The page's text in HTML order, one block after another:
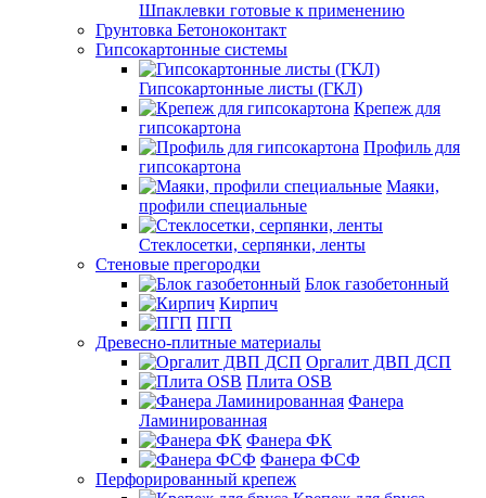
Шпаклевки готовые к применению
Грунтовка Бетоноконтакт
Гипсокартонные системы
Гипсокартонные листы (ГКЛ)
Крепеж для
гипсокартона
Профиль для
гипсокартона
Маяки,
профили специальные
Стеклосетки, серпянки, ленты
Стеновые прегородки
Блок газобетонный
Кирпич
ПГП
Древесно-плитные материалы
Оргалит ДВП ДСП
Плита OSB
Фанера
Ламинированная
Фанера ФК
Фанера ФСФ
Перфорированный крепеж